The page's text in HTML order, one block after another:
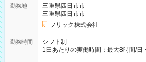
勤務地
三重県四日市市
三重県四日市市
フリック株式会社
勤務時間
シフト制
1日あたりの実働時間：最大8時間/
日~2026年10月23日 短期勤務OK! 期